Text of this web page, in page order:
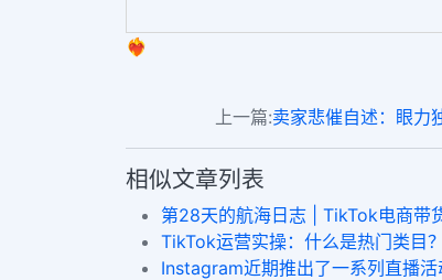
❤️‍🔥
上一篇:卖家悲催自述：眼力
相似文章列表
第28天的航海日志 | TikTok电商带
TikTok运营实操：什么是热门类目
Instagram近期推出了一系列直播